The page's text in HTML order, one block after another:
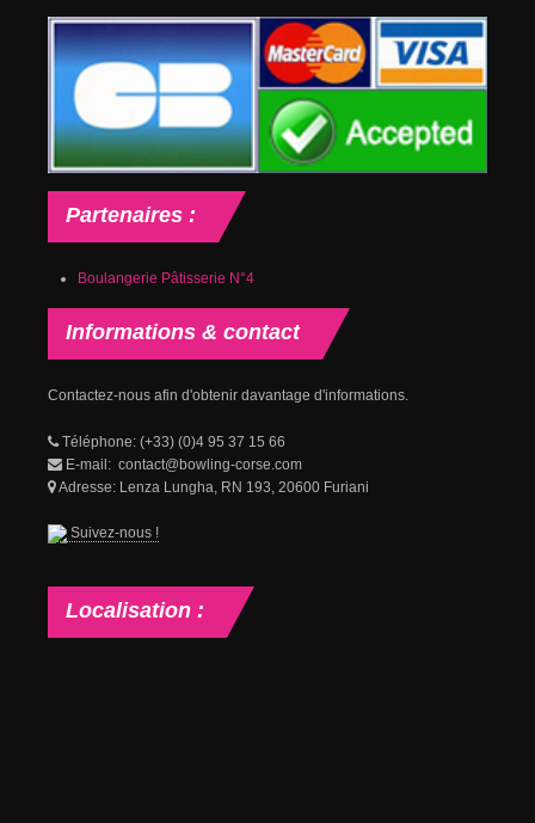
Partenaires :
Boulangerie Pâtisserie N°4
Informations & contact
Contactez-nous afin d'obtenir davantage d'informations.
Téléphone: (+33) (0)4 95 37 15 66
E-mail: contact@bowling-corse.com
Adresse: Lenza Lungha, RN 193, 20600 Furiani
Suivez-nous !
Localisation :